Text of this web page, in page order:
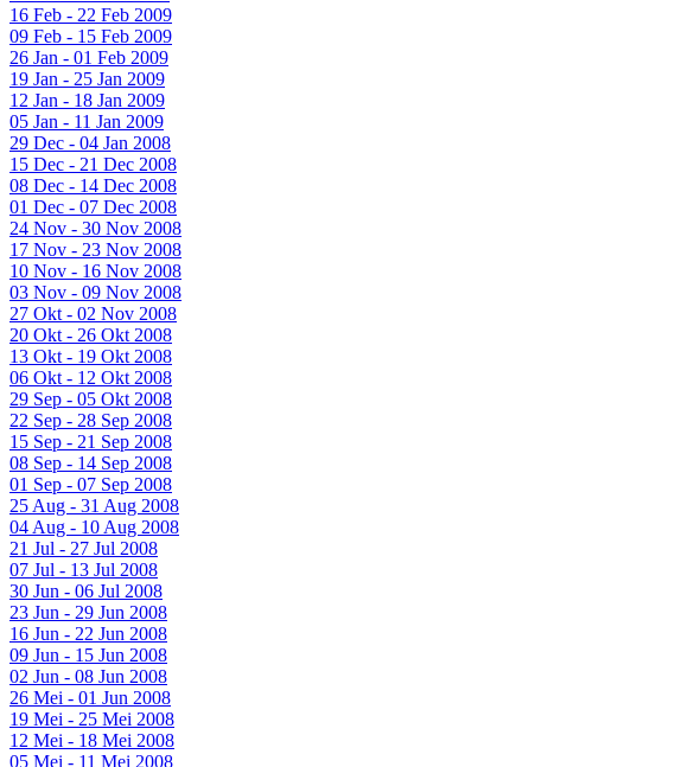
16 Feb - 22 Feb 2009
09 Feb - 15 Feb 2009
26 Jan - 01 Feb 2009
19 Jan - 25 Jan 2009
12 Jan - 18 Jan 2009
05 Jan - 11 Jan 2009
29 Dec - 04 Jan 2008
15 Dec - 21 Dec 2008
08 Dec - 14 Dec 2008
01 Dec - 07 Dec 2008
24 Nov - 30 Nov 2008
17 Nov - 23 Nov 2008
10 Nov - 16 Nov 2008
03 Nov - 09 Nov 2008
27 Okt - 02 Nov 2008
20 Okt - 26 Okt 2008
13 Okt - 19 Okt 2008
06 Okt - 12 Okt 2008
29 Sep - 05 Okt 2008
22 Sep - 28 Sep 2008
15 Sep - 21 Sep 2008
08 Sep - 14 Sep 2008
01 Sep - 07 Sep 2008
25 Aug - 31 Aug 2008
04 Aug - 10 Aug 2008
21 Jul - 27 Jul 2008
07 Jul - 13 Jul 2008
30 Jun - 06 Jul 2008
23 Jun - 29 Jun 2008
16 Jun - 22 Jun 2008
09 Jun - 15 Jun 2008
02 Jun - 08 Jun 2008
26 Mei - 01 Jun 2008
19 Mei - 25 Mei 2008
12 Mei - 18 Mei 2008
05 Mei - 11 Mei 2008